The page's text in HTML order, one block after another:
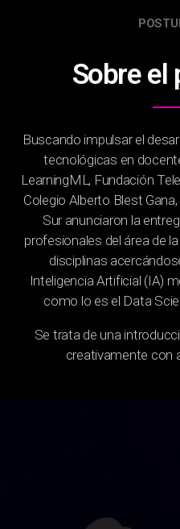
Sobre el
Buscando impulsar el
tecnológicas en
LearningML, Fundación
Colegio Alberto Blest
Sur anunciaron la
profesionales del área de
disciplinas
Inteligencia Artificial (IA)
como lo es el Data
Se trata de una
creativamente con